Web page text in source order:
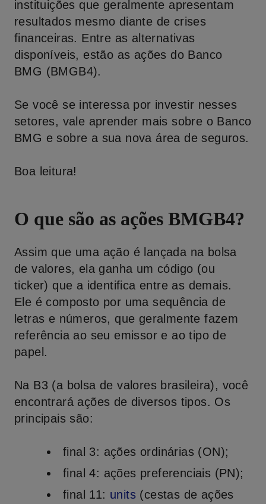
instituições que geralmente apresentam
resultados mesmo diante de crises
financeiras. Entre as alternativas
disponíveis, estão as ações do Banco
BMG (BMGB4).
Se você se interessa por investir nesses
setores, vale aprender mais sobre o Banco
BMG e sobre a sua nova área de seguros.
Boa leitura!
O que são as ações BMGB4?
Assim que uma ação é lançada na bolsa
de valores, ela ganha um código (ou
ticker) que a identifica entre as demais.
Ele é composto por uma sequência de
letras e números, que geralmente fazem
referência ao seu emissor e ao tipo de
papel.
Na B3 (a bolsa de valores brasileira), você
encontrará ações de diversos tipos. Os
principais são:
final 3: ações ordinárias (ON);
final 4: ações preferenciais (PN);
final 11: units (cestas de ações